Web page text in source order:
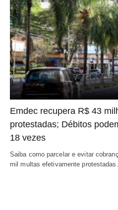
Emdec recupera R$ 43
protestadas; Débitos
18 vezes
Saiba como parcelar e evitar
mil multas efetivamente